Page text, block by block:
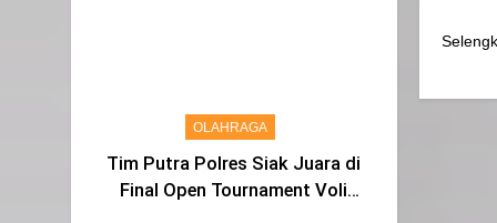
OLAHRAGA
Tim Putra Polres Siak Juara di
Final Open Tournament Voli